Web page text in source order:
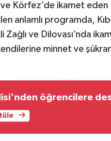
Körfez’de ikamet eden
anlamlı programda,
ve Dilovası’nda
minnet ve
öğrencilere